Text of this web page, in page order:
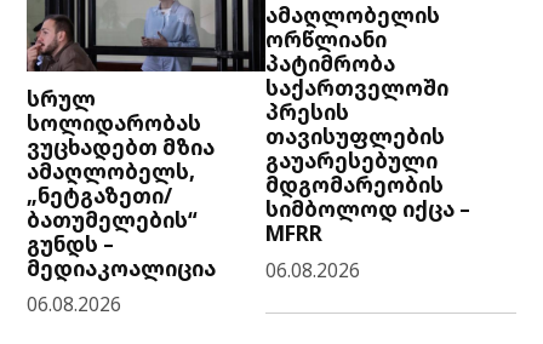
სრულ
სოლიდარობას
ვუცხადებთ მზია
ამაღლობელს,
„ნეტგაზეთი/
ბათუმელების“
გუნდს –
მედიაკოალიცია
06.08.2026
ამაღლობელის
ორწლიანი
პატიმრობა
საქართველოში
პრესის
თავისუფლების
გაუარესებული
მდგომარეობის
სიმბოლოდ იქცა –
MFRR
06.08.2026